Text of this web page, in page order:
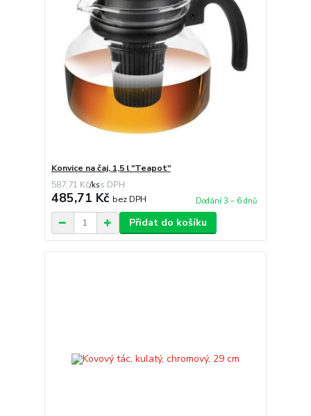
Konvice na čaj, 1,5 l "Teapot"
587,71 Kč/ks
485,71 Kč bez DPH Dodání 3 – 6 dnů
Přidat do košíku